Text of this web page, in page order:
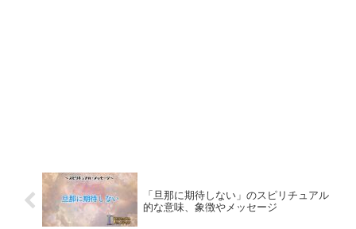
「旦那に期待しない」のスピリチュアル
的な意味、象徴やメッセージ